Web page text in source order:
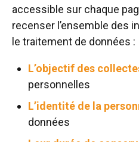
accessible sur chaque
recenser l’ensemble des
le traitement de données :
L’objectif des
personnelles
L’identité de la
données